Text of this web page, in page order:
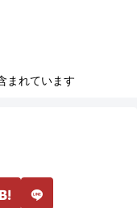
まれています